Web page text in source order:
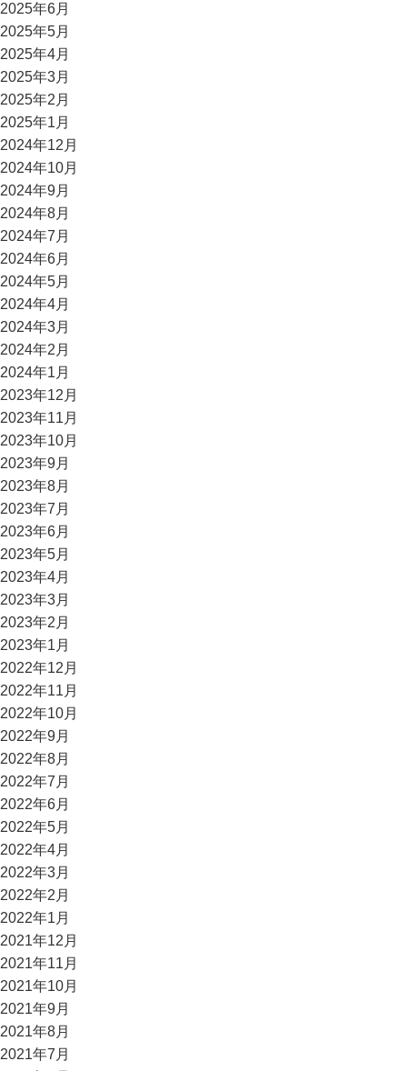
2025年6月
2025年5月
2025年4月
2025年3月
2025年2月
2025年1月
2024年12月
2024年10月
2024年9月
2024年8月
2024年7月
2024年6月
2024年5月
2024年4月
2024年3月
2024年2月
2024年1月
2023年12月
2023年11月
2023年10月
2023年9月
2023年8月
2023年7月
2023年6月
2023年5月
2023年4月
2023年3月
2023年2月
2023年1月
2022年12月
2022年11月
2022年10月
2022年9月
2022年8月
2022年7月
2022年6月
2022年5月
2022年4月
2022年3月
2022年2月
2022年1月
2021年12月
2021年11月
2021年10月
2021年9月
2021年8月
2021年7月